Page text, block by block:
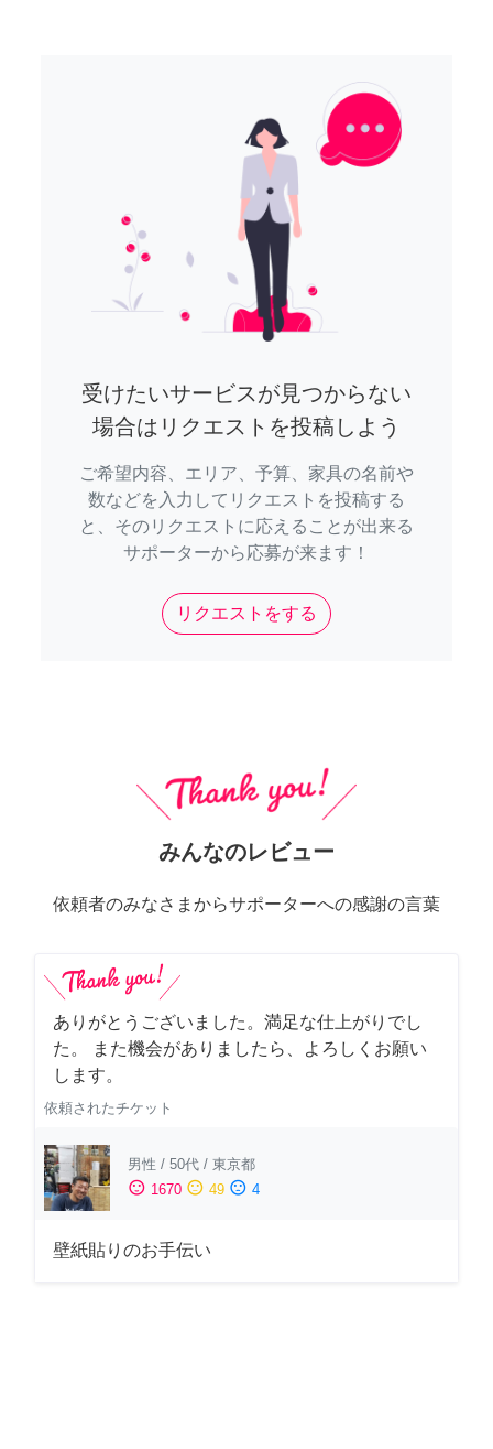
受けたいサービスが見つからない
場合はリクエストを投稿しよう
ご希望内容、エリア、予算、家具の名前や
数などを入力してリクエストを投稿する
と、そのリクエストに応えることが出来る
サポーターから応募が来ます！
リクエストをする
みんなのレビュー
依頼者のみなさまからサポーターへの感謝の言葉
ありがとうございました。満足な仕上がりでし
た。 また機会がありましたら、よろしくお願い
します。
依頼されたチケット
男性 / 50代 / 東京都
sentiment_satisfied 1670 sentiment_neutral 49 sentiment_dissatisfied 4
壁紙貼りのお手伝い